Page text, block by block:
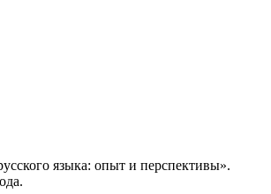
языка: опыт и перспективы».